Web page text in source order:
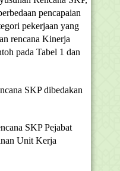
pencapaian
pekerjaan yang
rencana Kinerja
pada Tabel 1 dan
SKP dibedakan
SKP Pejabat
Unit Kerja